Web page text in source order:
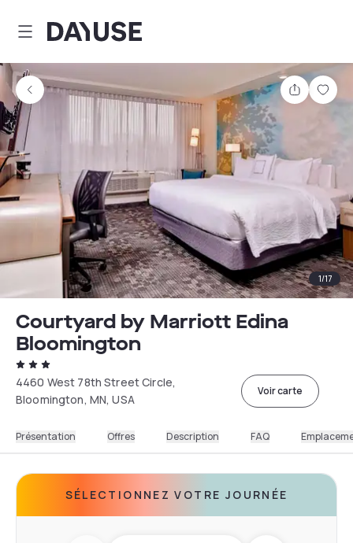
Dayuse
Partager
1/17
Courtyard by Marriott Edina
Bloomington
4460 West 78th Street Circle,
Bloomington, MN, USA
Voir carte
Présentation Offres Description FAQ
SÉLECTIONNEZ VOTRE JOURNÉE